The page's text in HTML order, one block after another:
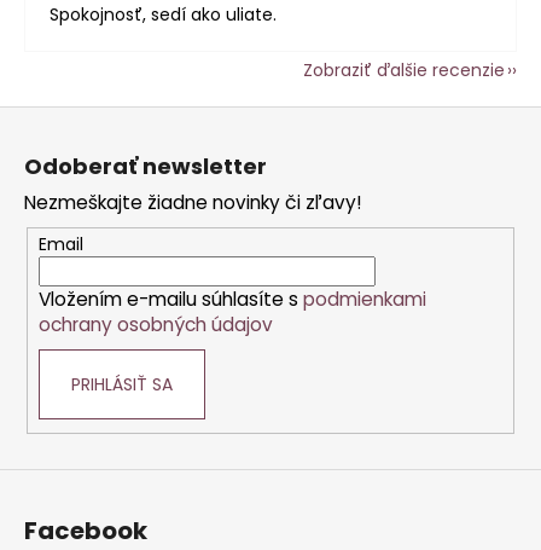
Spokojnosť, sedí ako uliate.
Zobraziť ďalšie recenzie
Z
Odoberať newsletter
Nezmeškajte žiadne novinky či zľavy!
Email
Vložením e-mailu súhlasíte s podmienkami
ochrany osobných údajov
PRIHLÁSIŤ SA
Facebook